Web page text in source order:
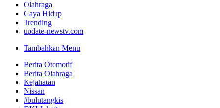
Olahraga
Gaya Hidup
Trending
update-newstv.com
Tambahkan Menu
Berita Otomotif
Berita Olahraga
Kejahatan
Nissan
#bulutangkis